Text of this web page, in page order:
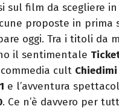
sul film da scegliere
proposte in prima
oggi. Tra i titoli da
il sentimentale
cult Chiedimi
e l’avventura
. Ce n’è davvero per